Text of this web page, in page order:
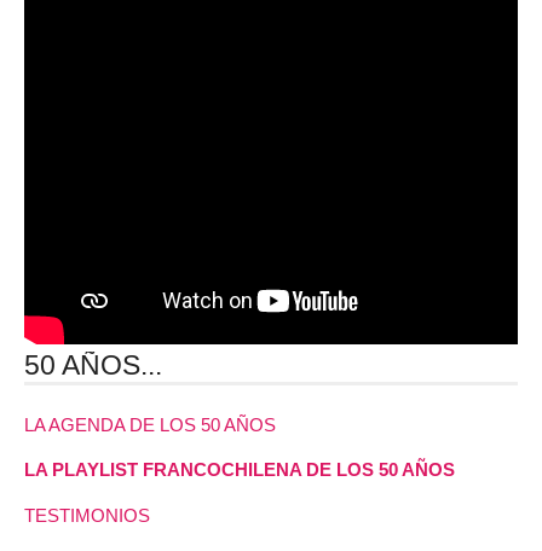
50 AÑOS...
LA AGENDA DE LOS 50 AÑOS
LA PLAYLIST FRANCOCHILENA DE LOS 50 AÑOS
TESTIMONIOS